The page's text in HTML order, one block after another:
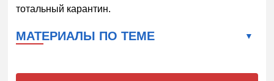
тотальный карантин.
МАТЕРИАЛЫ ПО ТЕМЕ